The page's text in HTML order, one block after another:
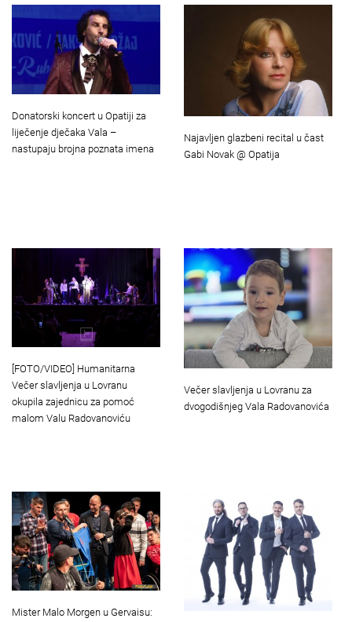
Donatorski koncert u Opatiji za
liječenje dječaka Vala –
nastupaju brojna poznata imena
Najavljen glazbeni recital u čast
Gabi Novak @ Opatija
[FOTO/VIDEO] Humanitarna
Večer slavljenja u Lovranu
okupila zajednicu za pomoć
malom Valu Radovanoviću
Večer slavljenja u Lovranu za
dvogodišnjeg Vala Radovanovića
Mister Malo Morgen u Gervaisu: